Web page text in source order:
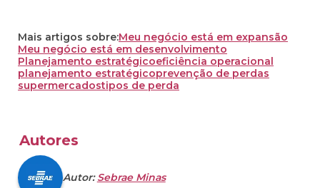
Mais artigos sobre:Meu negócio está em expansão
Meu negócio está em desenvolvimento
Planejamento estratégicoeficiência operacional
planejamento estratégicoprevenção de perdas
supermercadostipos de perda
Autores
Autor:Sebrae Minas